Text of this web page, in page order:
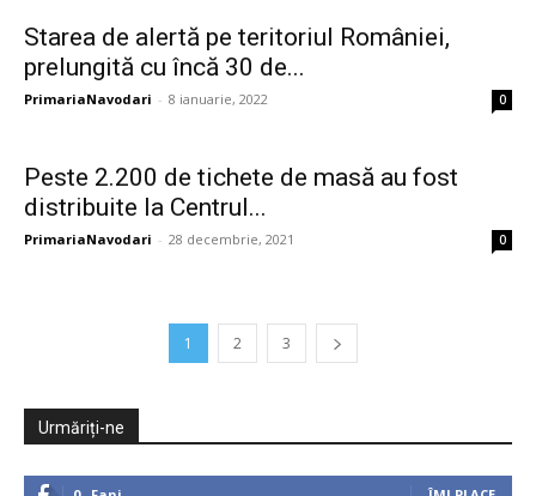
Starea de alertă pe teritoriul României,
prelungită cu încă 30 de...
PrimariaNavodari - 8 ianuarie, 2022 0
Peste 2.200 de tichete de masă au fost
distribuite la Centrul...
PrimariaNavodari - 28 decembrie, 2021 0
1 2 3
Urmăriți-ne